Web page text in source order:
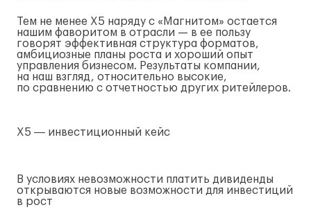
Тем не менее X5 наряду с «Магнитом» остается
нашим фаворитом в отрасли — в ее пользу
говорят эффективная структура форматов,
амбициозные планы роста и хороший опыт
управления бизнесом. Результаты компании,
на наш взгляд, относительно высокие,
по сравнению с отчетностью других ритейлеров.
X5 ― инвестиционный кейс
В условиях невозможности платить дивиденды
открываются новые возможности для инвестиций
в рост